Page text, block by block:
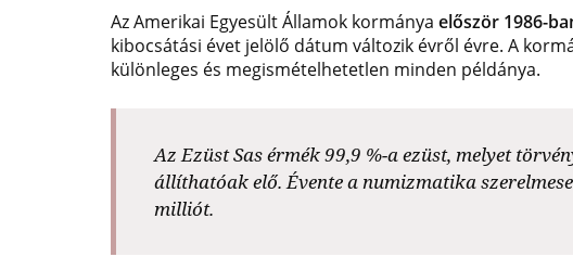
Az Amerikai Egyesült Államok kormánya először 1986-
kibocsátási évet jelölő dátum változik évről évre. A
különleges és megismételhetetlen minden példánya.
Az Ezüst Sas érmék 99,9 %-a ezüst, melyet
állíthatóak elő. Évente a numizmatika
milliót.